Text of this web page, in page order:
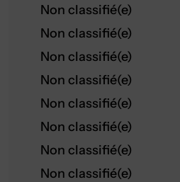
Non classifié(e)
Non classifié(e)
Non classifié(e)
Non classifié(e)
Non classifié(e)
Non classifié(e)
Non classifié(e)
Non classifié(e)